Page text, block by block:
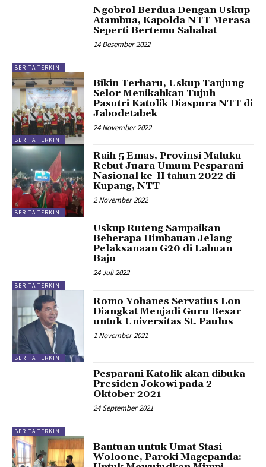
BERITA TERKINI
Ngobrol Berdua Dengan Uskup
Atambua, Kapolda NTT Merasa
Seperti Bertemu Sahabat
14 Desember 2022
BERITA TERKINI
Bikin Terharu, Uskup Tanjung
Selor Menikahkan Tujuh
Pasutri Katolik Diaspora NTT di
Jabodetabek
24 November 2022
BERITA TERKINI
Raih 5 Emas, Provinsi Maluku
Rebut Juara Umum Pesparani
Nasional ke-II tahun 2022 di
Kupang, NTT
2 November 2022
BERITA TERKINI
Uskup Ruteng Sampaikan
Beberapa Himbauan Jelang
Pelaksanaan G20 di Labuan
Bajo
24 Juli 2022
BERITA TERKINI
Romo Yohanes Servatius Lon
Diangkat Menjadi Guru Besar
untuk Universitas St. Paulus
1 November 2021
BERITA TERKINI
Pesparani Katolik akan dibuka
Presiden Jokowi pada 2
Oktober 2021
24 September 2021
Bantuan untuk Umat Stasi
Woloone, Paroki Magepanda: